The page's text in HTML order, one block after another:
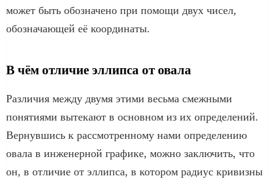
может быть обозначено при помощи двух чисел,
обозначающей её координаты.
В чём отличие эллипса от овала
Различия между двумя этими весьма смежными
понятиями вытекают в основном из их определений.
Вернувшись к рассмотренному нами определению
овала в инженерной графике, можно заключить, что
он, в отличие от эллипса, в котором радиус кривизны